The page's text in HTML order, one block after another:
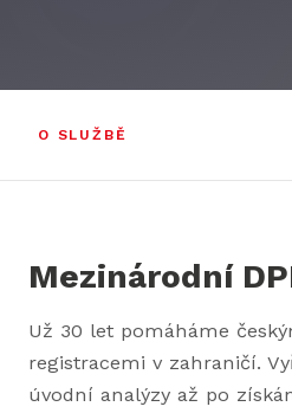
O SLUŽBĚ
Mezinárodní
Už 30 let pomáháme
registracemi v zahraničí.
úvodní analýzy až po